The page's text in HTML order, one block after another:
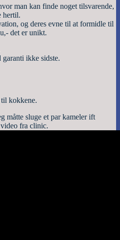
man kan finde noget tilsvarende,
hertil.
og deres evne til at formidle til
det er unikt.
ikke sidste.
kokkene.
måtte sluge et par kameler ift
fra clinic.